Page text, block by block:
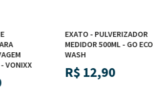
VONIXX
EXATO - PULVERIZADOR
MEDIDOR 500ML - GO ECO
WASH
R$ 12,90